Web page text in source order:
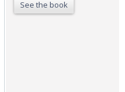
See the book